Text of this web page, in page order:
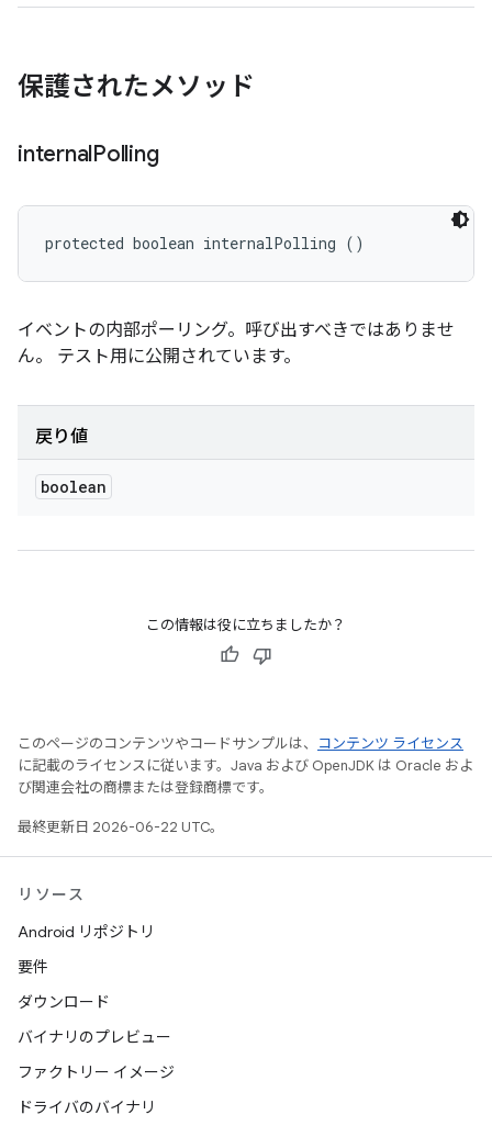
保護されたメソッド
internalPolling
protected boolean internalPolling ()
イベントの内部ポーリング。呼び出すべきではありませ
ん。 テスト用に公開されています。
戻り値
boolean
この情報は役に立ちましたか？
このページのコンテンツやコードサンプルは、
コンテンツ ライセンス
に記載のライセンスに従います。Java および OpenJDK は Oracle およ
び関連会社の商標または登録商標です。
最終更新日 2026-06-22 UTC。
リソース
Android リポジトリ
要件
ダウンロード
バイナリのプレビュー
ファクトリー イメージ
ドライバのバイナリ